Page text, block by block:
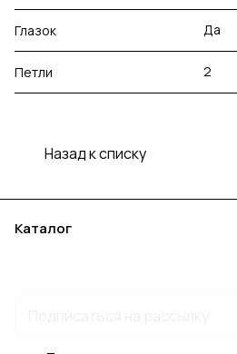
Глазок Да
Петли 2
Назад к списку
Каталог